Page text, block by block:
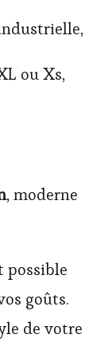
ou Xs,
, moderne
possible
goûts.
de votre